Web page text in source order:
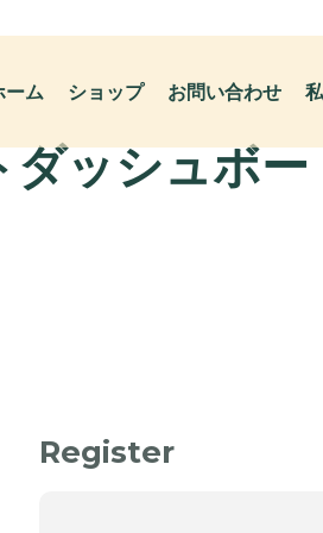
ーム ショップ お問い合わせ
ッシュボー
Register